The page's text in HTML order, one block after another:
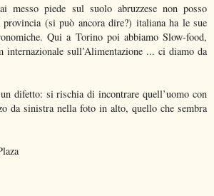
messo piede sul suolo abruzzese non posso
(si può ancora dire?) italiana ha le sue
Qui a Torino poi abbiamo Slow-food,
internazionale sull’Alimentazione ... ci diamo da
difetto: si rischia di incontrare quell’uomo con
da sinistra nella foto in alto, quello che sembra